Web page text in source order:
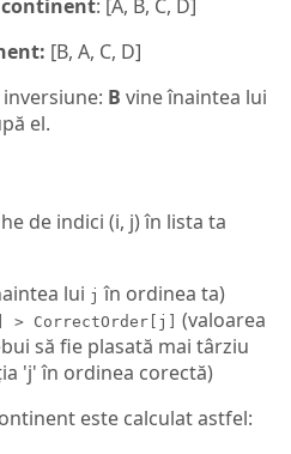
: [A, B, C, D]
[B, A, C, D]
B vine înaintea lui
el.
de indici (i, j) în lista ta
lui j în ordinea ta)
> CorrectOrder[j] (valoarea
să fie plasată mai târziu
'j' în ordinea corectă)
este calculat astfel: